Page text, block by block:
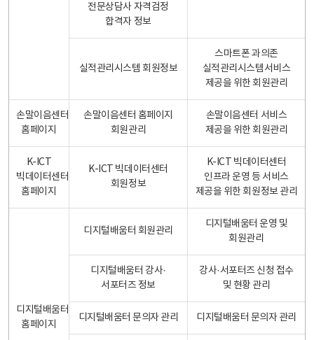
전문상담사 자격검정
합격자 정보
실적관리시스템 회원정보
스마트폰 과의존
실적관리시스템서비스
제공을 위한 회원관리
손말이음센터
홈페이지
손말이음센터 홈페이지
회원관리
손말이음센터 서비스
제공을 위한 회원관리
K-ICT
빅데이터센터
홈페이지
K-ICT 빅데이터센터
회원정보
K-ICT 빅데이터센터
인프라 운영 등 서비스
제공을 위한 회원정보 관리
디지털배움터
홈페이지
디지털배움터 회원관리
디지털배움터 운영 및
회원관리
디지털배움터 강사·
서포터즈 정보
강사·서포터즈 신청 접수
및 현황 관리
디지털배움터 문의자 관리 디지털배움터 문의자 관리